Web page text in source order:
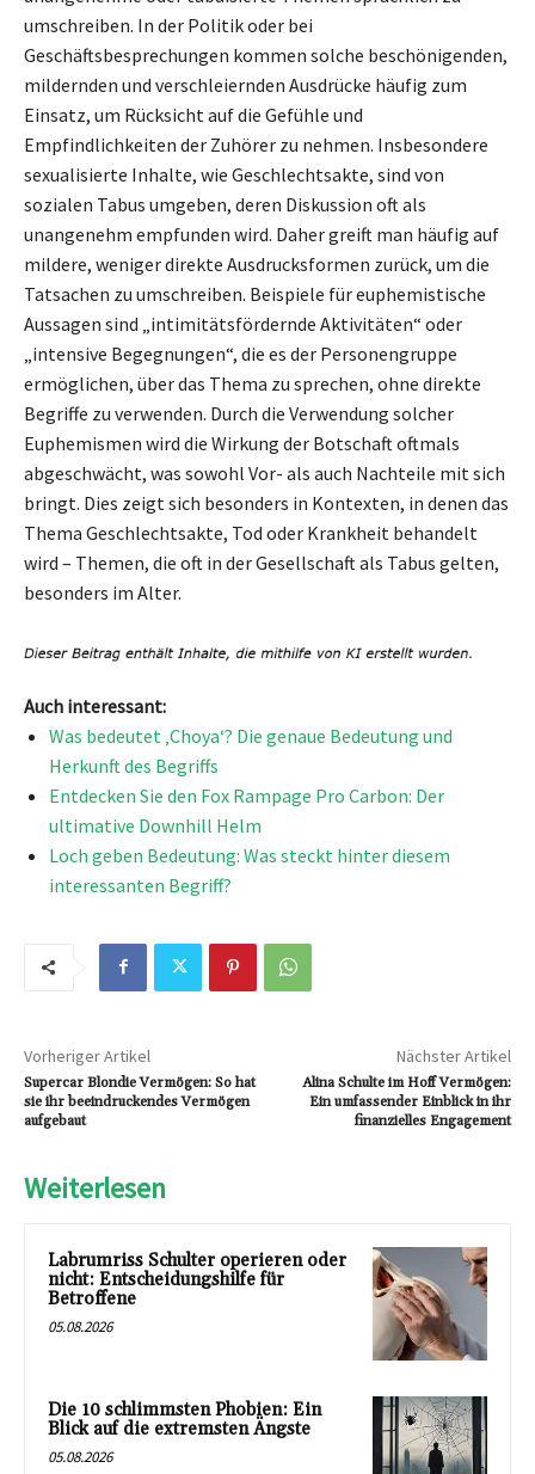
umschreiben. In der Politik oder bei
Geschäftsbesprechungen kommen solche beschönigenden,
mildernden und verschleiernden Ausdrücke häufig zum
Einsatz, um Rücksicht auf die Gefühle und
Empfindlichkeiten der Zuhörer zu nehmen. Insbesondere
sexualisierte Inhalte, wie Geschlechtsakte, sind von
sozialen Tabus umgeben, deren Diskussion oft als
unangenehm empfunden wird. Daher greift man häufig auf
mildere, weniger direkte Ausdrucksformen zurück, um die
Tatsachen zu umschreiben. Beispiele für euphemistische
Aussagen sind „intimitätsfördernde Aktivitäten“ oder
„intensive Begegnungen“, die es der Personengruppe
ermöglichen, über das Thema zu sprechen, ohne direkte
Begriffe zu verwenden. Durch die Verwendung solcher
Euphemismen wird die Wirkung der Botschaft oftmals
abgeschwächt, was sowohl Vor- als auch Nachteile mit sich
bringt. Dies zeigt sich besonders in Kontexten, in denen das
Thema Geschlechtsakte, Tod oder Krankheit behandelt
wird – Themen, die oft in der Gesellschaft als Tabus gelten,
besonders im Alter.
Auch interessant:
Was bedeutet ‚Choya‘? Die genaue Bedeutung und
Herkunft des Begriffs
Entdecken Sie den Fox Rampage Pro Carbon: Der
ultimative Downhill Helm
Loch geben Bedeutung: Was steckt hinter diesem
interessanten Begriff?
Vorheriger Artikel
Supercar Blondie Vermögen: So hat
sie ihr beeindruckendes Vermögen
aufgebaut
Nächster Artikel
Alina Schulte im Hoff Vermögen:
Ein umfassender Einblick in ihr
finanzielles Engagement
Weiterlesen
Labrumriss Schulter operieren oder
nicht: Entscheidungshilfe für
Betroffene
05.08.2026
Die 10 schlimmsten Phobien: Ein
Blick auf die extremsten Ängste
05.08.2026